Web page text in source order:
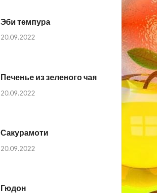
Эби темпура
20.09.2022
Печенье из зеленого чая
20.09.2022
Сакурамоти
20.09.2022
Гюдон